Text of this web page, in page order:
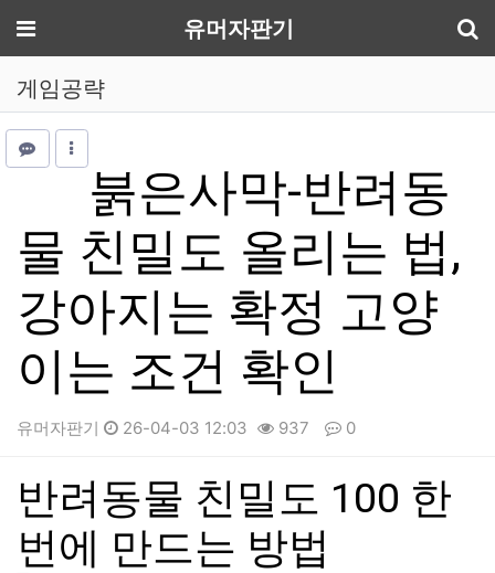
메뉴 유머자판기
게임공략
붉은사막-반려동
물 친밀도 올리는 법,
강아지는 확정 고양
이는 조건 확인
유머자판기 26-04-03 12:03 937 0
본문
반려동물 친밀도 100 한
번에 만드는 방법